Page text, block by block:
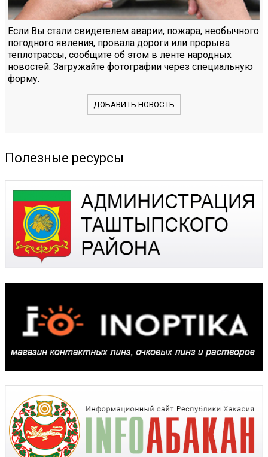
Если Вы стали свидетелем аварии, пожара, необычного
погодного явления, провала дороги или прорыва
теплотрассы, сообщите об этом в ленте народных
новостей. Загружайте фотографии через специальную
форму.
ДОБАВИТЬ НОВОСТЬ
Полезные ресурсы